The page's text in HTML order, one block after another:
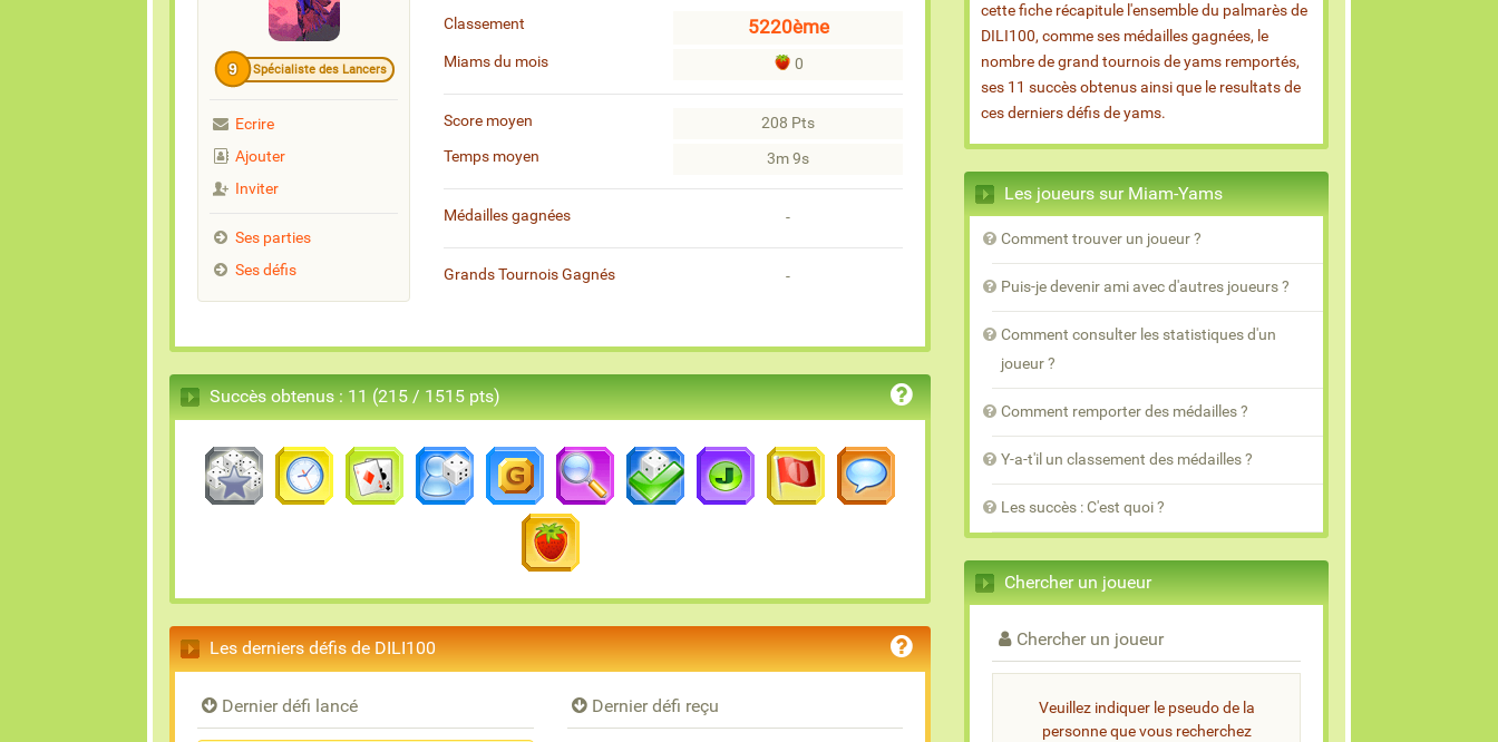
9 Spécialiste des Lancers
Ecrire
Ajouter
Inviter
Ses parties
Ses défis
Classement 5220ème
Miams du mois 0
Score moyen
208 Pts
Temps moyen
3m 9s
Médailles gagnées -
Grands Tournois Gagnés -
Succès obtenus : 11 (215 / 1515 pts)
Les derniers défis de DILI100
Dernier défi lancé Dernier défi reçu
cette fiche récapitule l'ensemble du palmarès de
DILI100, comme ses médailles gagnées, le
nombre de grand tournois de yams remportés,
ses 11 succès obtenus ainsi que le resultats de
ces derniers défis de yams.
Les joueurs sur Miam-Yams
Comment trouver un joueur ?
Puis-je devenir ami avec d'autres joueurs ?
Comment consulter les statistiques d'un
joueur ?
Comment remporter des médailles ?
Y-a-t'il un classement des médailles ?
Les succès : C'est quoi ?
Chercher un joueur
Chercher un joueur
Veuillez indiquer le pseudo de la
personne que vous recherchez